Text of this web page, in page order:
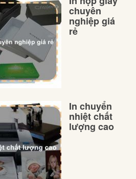
chuyên
nghiệp giá
rẻ
In chuyển
nhiệt chất
lượng cao